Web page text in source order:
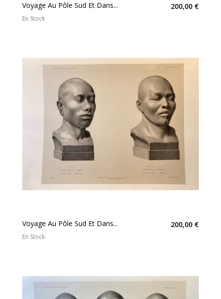
Voyage Au Pôle Sud Et Dans... 200,00 €
En Stock
Voyage Au Pôle Sud Et Dans... 200,00 €
En Stock